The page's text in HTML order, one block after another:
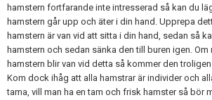
hamstern fortfarande inte intresserad så kan du
hamstern går upp och äter i din hand. Upprepa
hamstern är van vid att sitta i din hand, sedan så
hamstern och sedan sänka den till buren igen. Om
hamstern blir van vid detta så kommer den
Kom dock ihåg att alla hamstrar är individer och
tama, vill man ha en tam och frisk hamster så bör